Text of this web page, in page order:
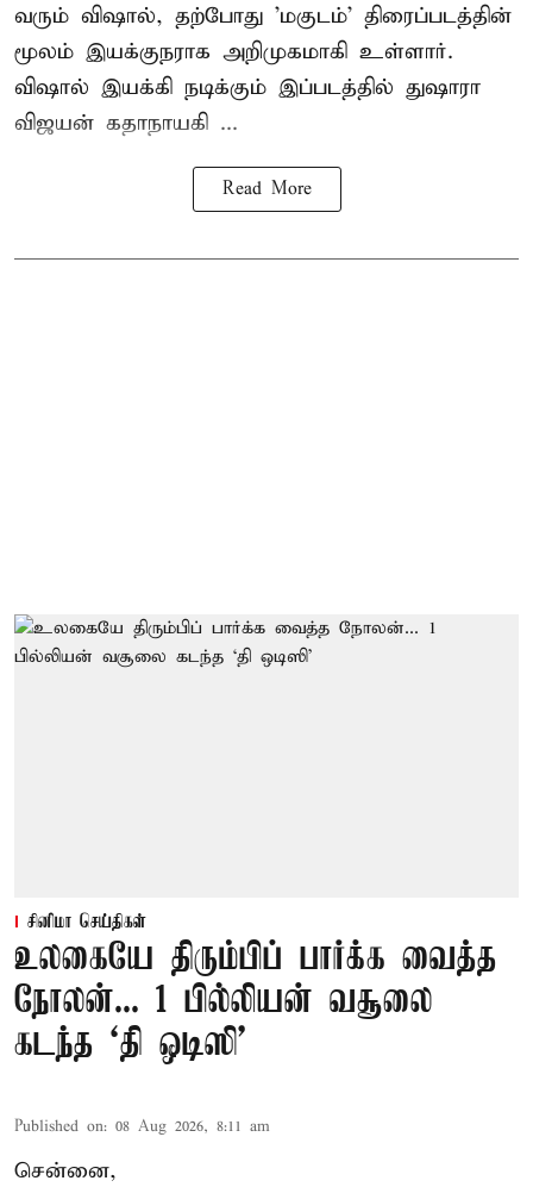
வரும் விஷால், தற்போது 'மகுடம்' திரைப்படத்தின்
மூலம் இயக்குநராக அறிமுகமாகி உள்ளார்.
விஷால் இயக்கி நடிக்கும் இப்படத்தில் துஷாரா
விஜயன் கதாநாயகி ...
Read More
சினிமா செய்திகள்
உலகையே திரும்பிப் பார்க்க வைத்த
நோலன்... 1 பில்லியன் வசூலை
கடந்த ‘தி ஒடிஸி’
Published on: 08 Aug 2026, 8:11 am
சென்னை,